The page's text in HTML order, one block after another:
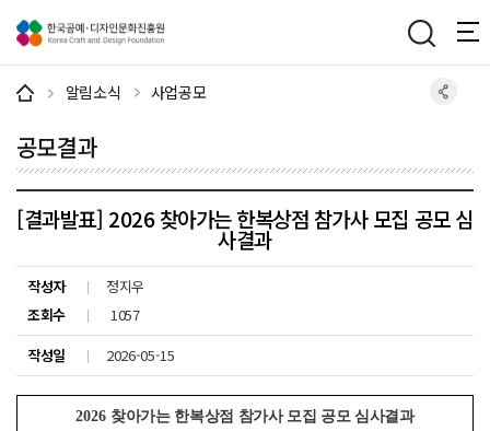
알림소식 사업공모
공모결과
[결과발표] 2026 찾아가는 한복상점 참가사 모집 공모 심
사결과
작성자
정지우
조회수
1057
작성일
2026-05-15
2026 찾아가는 한복상점 참가사 모집 공모 심사결과